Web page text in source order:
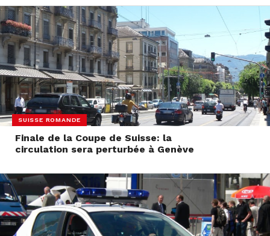
SUISSE ROMANDE
Finale de la Coupe de Suisse: la
circulation sera perturbée à Genève